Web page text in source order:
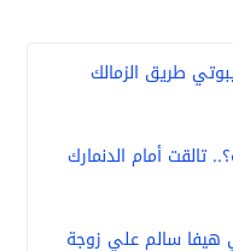
طريق الزمالك
أمام الدنمارك
سالم علي زوجة